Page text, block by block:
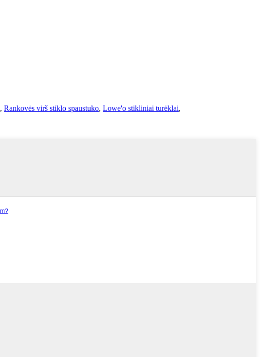
, Rankovės virš stiklo spaustuko, Lowe'o stikliniai turėklai,